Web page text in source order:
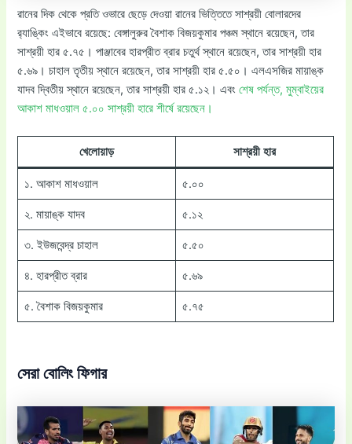
রানের দিক থেকে প্রতি ওভারে ছেড়ে দেওয়া রানের ভিত্তিতে সাশ্রয়ী বোলারদের
র‌্যাঙ্কিং এইভাবে রয়েছে: বেঙ্গালুরুর বৈশাক বিজয়কুমার পঞ্চম স্থানে রয়েছেন, তার
সাশ্রয়ী হার ৫.৭৫। পাঞ্জাবের হারপ্রীত ব্রার চতুর্থ স্থানে রয়েছেন, তার সাশ্রয়ী হার
৫.৬৯। চাহাল তৃতীয় স্থানে রয়েছেন, তার সাশ্রয়ী হার ৫.৫০। এলএসজির মায়াঙ্ক
যাদব দ্বিতীয় স্থানে রয়েছেন, তার সাশ্রয়ী হার ৫.১২। এবংশেষ পর্যন্ত, মুম্বাইয়ের
আকাশ মাধওয়াল ৫.০০ সাশ্রয়ী হারে শীর্ষে রয়েছেন।
খেলোয়াড় সাশ্রয়ী হার
১. আকাশ মাধওয়াল ৫.০০
২. মায়াঙ্ক যাদব ৫.১২
৩. ইউজবেন্দ্র চাহাল ৫.৫০
৪. হারপ্রীত ব্রার ৫.৬৯
৫. বৈশাক বিজয়কুমার ৫.৭৫
সেরা বোলিং ফিগার